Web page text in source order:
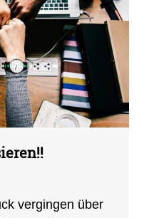
vergingen über